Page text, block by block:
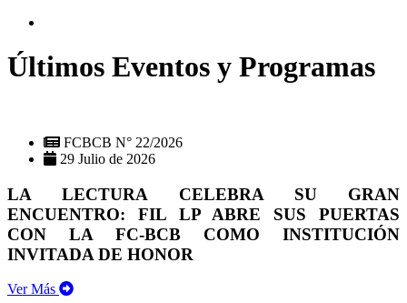
Últimos Eventos y Programas
FCBCB N° 22/2026
29 Julio de 2026
LA LECTURA CELEBRA SU GRAN
ENCUENTRO: FIL LP ABRE SUS PUERTAS
CON LA FC-BCB COMO INSTITUCIÓN
INVITADA DE HONOR
Ver Más